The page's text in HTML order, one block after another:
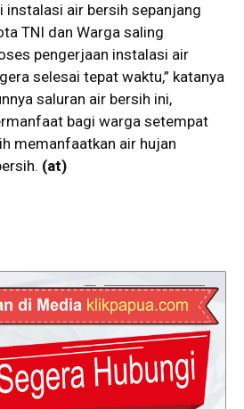
instalasi air bersih sepanjang
TNI dan Warga saling
pengerjaan instalasi air
selesai tepat waktu,” katanya
saluran air bersih ini,
bagi warga setempat
memanfaatkan air hujan
(at)